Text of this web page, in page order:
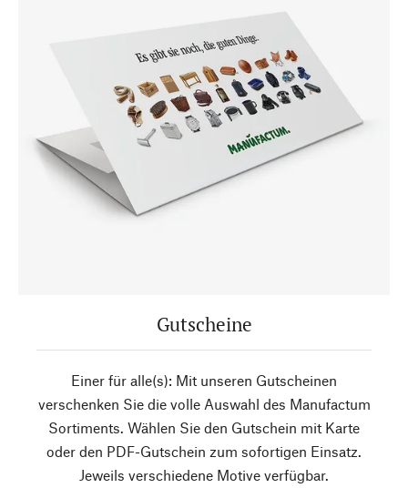
Gutscheine
Einer für alle(s): Mit unseren Gutscheinen
verschenken Sie die volle Auswahl des Manufactum
Sortiments. Wählen Sie den Gutschein mit Karte
oder den PDF-Gutschein zum sofortigen Einsatz.
Jeweils verschiedene Motive verfügbar.